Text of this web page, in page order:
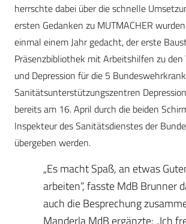
herrschte dabei über die schnelle
ersten Gedanken zu MUTMACHER
einmal einem Jahr gedacht, der erste
Präsenzbibliothek mit Arbeitshilfen zu
und Depression für die 5
Sanitätsunterstützungszentren
bereits am 16. April durch die beiden
Inspekteur des Sanitätsdienstes der
übergeben werden.
„Es macht Spaß, an etwas
arbeiten“, fasste MdB Brunner
auch die Besprechung